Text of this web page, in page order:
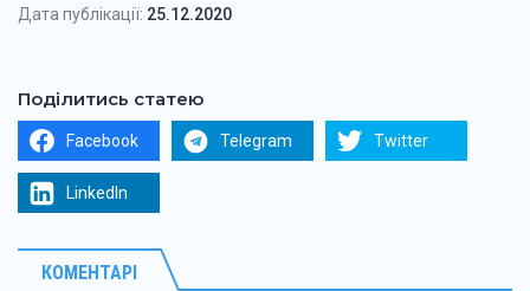
Дата публікації: 25.12.2020
Поділитись статею
Facebook Telegram Twitter
LinkedIn
КОМЕНТАРІ